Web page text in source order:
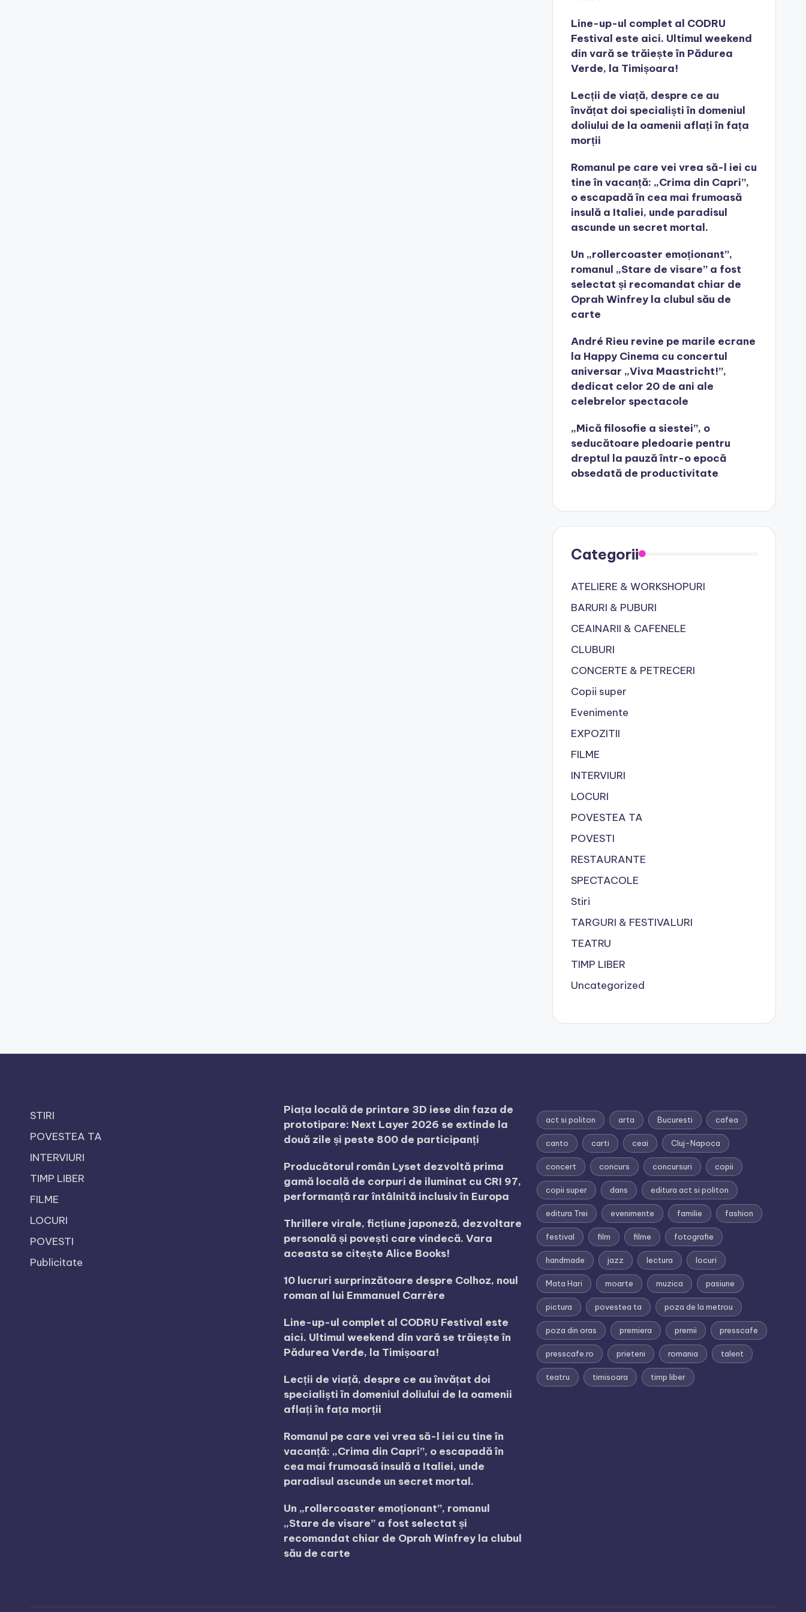
Line-up-ul complet al CODRU
Festival este aici. Ultimul weekend
din vară se trăiește în Pădurea
Verde, la Timișoara!
Lecții de viață, despre ce au
învățat doi specialiști în domeniul
doliului de la oamenii aflați în fața
morții
Romanul pe care vei vrea să-l iei cu
tine în vacanță: „Crima din Capri”,
o escapadă în cea mai frumoasă
insulă a Italiei, unde paradisul
ascunde un secret mortal.
Un „rollercoaster emoționant”,
romanul „Stare de visare” a fost
selectat și recomandat chiar de
Oprah Winfrey la clubul său de
carte
André Rieu revine pe marile ecrane
la Happy Cinema cu concertul
aniversar „Viva Maastricht!”,
dedicat celor 20 de ani ale
celebrelor spectacole
„Mică filosofie a siestei”, o
seducătoare pledoarie pentru
dreptul la pauză într-o epocă
obsedată de productivitate
Categorii
ATELIERE & WORKSHOPURI
BARURI & PUBURI
CEAINARII & CAFENELE
CLUBURI
CONCERTE & PETRECERI
Copii super
Evenimente
EXPOZITII
FILME
INTERVIURI
LOCURI
POVESTEA TA
POVESTI
RESTAURANTE
SPECTACOLE
Stiri
TARGURI & FESTIVALURI
TEATRU
TIMP LIBER
Uncategorized
STIRI
POVESTEA TA
INTERVIURI
TIMP LIBER
FILME
LOCURI
POVESTI
Publicitate
Piața locală de printare 3D iese din faza de
prototipare: Next Layer 2026 se extinde la
două zile și peste 800 de participanți
Producătorul român Lyset dezvoltă prima
gamă locală de corpuri de iluminat cu CRI 97,
performanță rar întâlnită inclusiv în Europa
Thrillere virale, ficțiune japoneză, dezvoltare
personală și povești care vindecă. Vara
aceasta se citește Alice Books!
10 lucruri surprinzătoare despre Colhoz, noul
roman al lui Emmanuel Carrère
Line-up-ul complet al CODRU Festival este
aici. Ultimul weekend din vară se trăiește în
Pădurea Verde, la Timișoara!
Lecții de viață, despre ce au învățat doi
specialiști în domeniul doliului de la oamenii
aflați în fața morții
Romanul pe care vei vrea să-l iei cu tine în
vacanță: „Crima din Capri”, o escapadă în
cea mai frumoasă insulă a Italiei, unde
paradisul ascunde un secret mortal.
Un „rollercoaster emoționant”, romanul
„Stare de visare” a fost selectat și
recomandat chiar de Oprah Winfrey la clubul
său de carte
act si politon arta Bucuresti cafea
canto carti ceai Cluj-Napoca
concert concurs concursuri copii
copii super dans editura act si politon
editura Trei evenimente familie fashion
festival film filme fotografie
handmade jazz lectura locuri
Mata Hari moarte muzica pasiune
pictura povestea ta poza de la metrou
poza din oras premiera premii presscafe
presscafe.ro prieteni romania talent
teatru timisoara timp liber